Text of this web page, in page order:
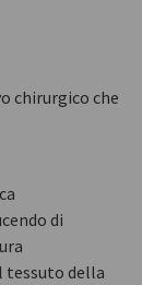
chirurgico che
di
tessuto della